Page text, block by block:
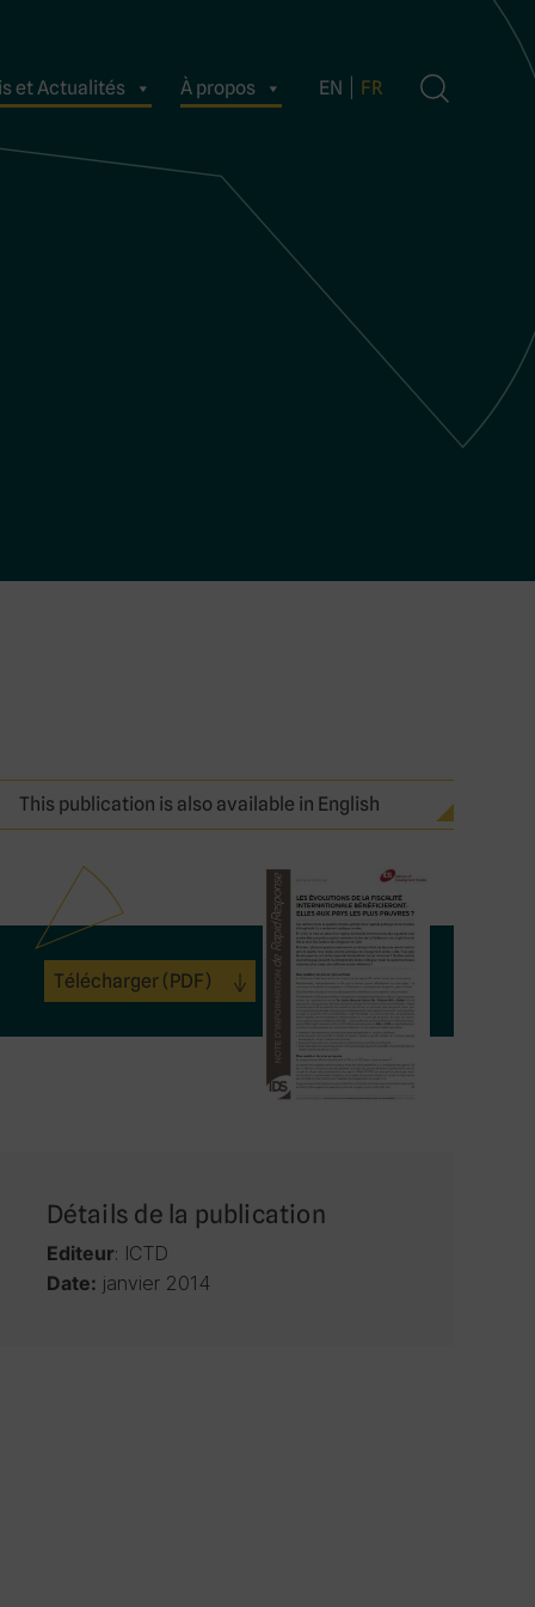
et Actualités À propos EN FR
This publication is also available in English
Télécharger (PDF)
Détails de la publication
Editeur: ICTD
Date: janvier 2014